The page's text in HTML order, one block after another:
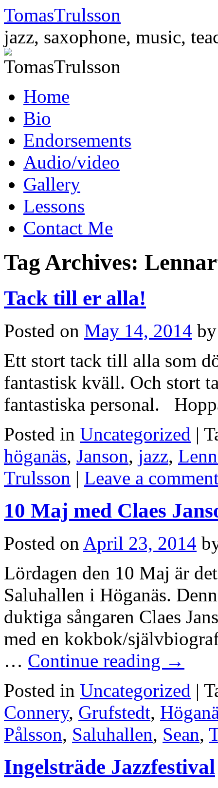
TomasTrulsson
jazz, saxophone, music,
to
contentHome
Bio
Endorsements
Audio/video
Gallery
Lessons
Contact Me
Tag Archives:
Tack till er alla!
Posted on May 14, 2014 by
Ett stort tack till alla som
fantastisk kväll. Och stort
fantastiska personal.
Posted in Uncategorized |
höganäs, Janson, jazz,
Trulsson | Leave a
10 Maj med Claes
Posted on April 23, 2014
Lördagen den 10 Maj är
Saluhallen i Höganäs.
duktiga sångaren Claes
med en kokbok/
… Continue reading →
Posted in Uncategorized |
Connery, Grufstedt,
Pålsson, Saluhallen, Sean,
Ingelsträde Jazzfestival